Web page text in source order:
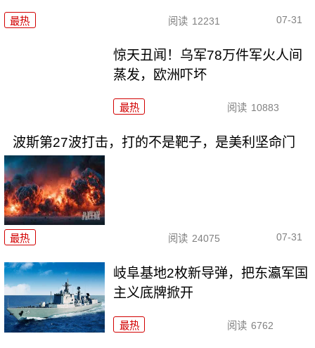
最热 阅读 12231 07-31
惊天丑闻！乌军78万件军火人间
蒸发，欧洲吓坏
最热 阅读 10883
波斯第27波打击，打的不是靶子，是美利坚命门
最热 阅读 24075 07-31
岐阜基地2枚新导弹，把东瀛军国
主义底牌掀开
最热 阅读 6762